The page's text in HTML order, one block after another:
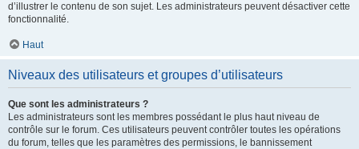
d’illustrer le contenu de son sujet. Les administrateurs peuvent désactiver cette
fonctionnalité.
Haut
Niveaux des utilisateurs et groupes d’utilisateurs
Que sont les administrateurs ?
Les administrateurs sont les membres possédant le plus haut niveau de
contrôle sur le forum. Ces utilisateurs peuvent contrôler toutes les opérations
du forum, telles que les paramètres des permissions, le bannissement